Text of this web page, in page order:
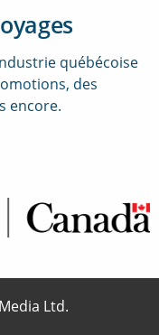
québécoise
des
encore.
Ltd.